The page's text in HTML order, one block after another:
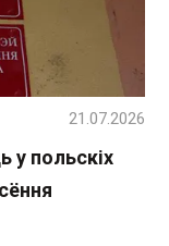
у польскіх
21.07.2026